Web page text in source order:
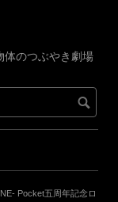
体のつぶやき劇場
Pocket五周年記念ロ